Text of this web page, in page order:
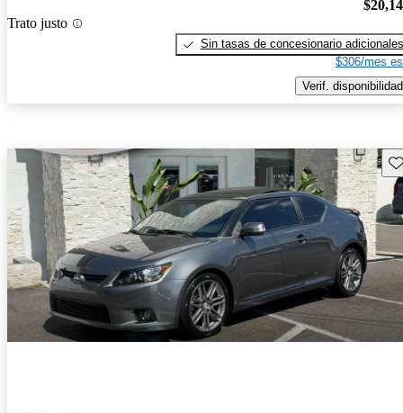
Trato justo
Sin tasas de concesionario adicionales
$306/mes
Verif. disponibilidad